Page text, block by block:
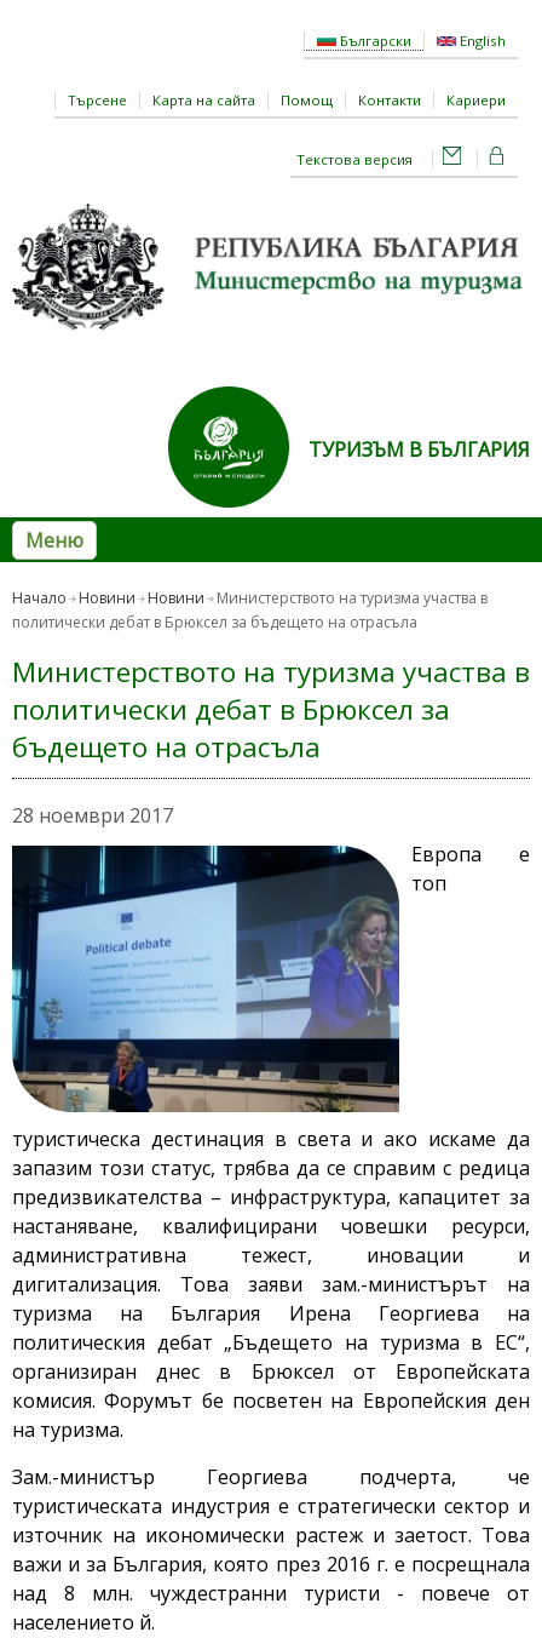
Български English
Търсене Карта на сайта Помощ Контакти Кариери
Текстова версия
ТУРИЗЪМ В БЪЛГАРИЯ
Меню
Начало Новини Новини
Министерството на туризма участва в
политически дебат в Брюксел за бъдещето на отрасъла
Министерството на туризма участва в
политически дебат в Брюксел за
бъдещето на отрасъла
28 ноември 2017
Европа е
топ
туристическа дестинация в света и ако искаме да
запазим този статус, трябва да се справим с редица
предизвикателства – инфраструктура, капацитет за
настаняване, квалифицирани човешки ресурси,
административна тежест, иновации и
дигитализация. Това заяви зам.-министърът на
туризма на България Ирена Георгиева на
политическия дебат „Бъдещето на туризма в ЕС“,
организиран днес в Брюксел от Европейската
комисия. Форумът бе посветен на Европейския ден
на туризма.
Зам.-министър Георгиева подчерта, че
туристическата индустрия е стратегически сектор и
източник на икономически растеж и заетост. Това
важи и за България, която през 2016 г. е посрещнала
над 8 млн. чуждестранни туристи - повече от
населението й.